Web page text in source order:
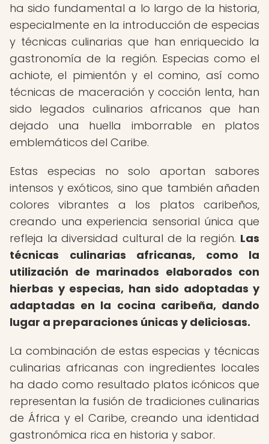
ha sido fundamental a lo largo de la historia,
especialmente en la introducción de especias
y técnicas culinarias que han enriquecido la
gastronomía de la región. Especias como el
achiote, el pimientón y el comino, así como
técnicas de maceración y cocción lenta, han
sido legados culinarios africanos que han
dejado una huella imborrable en platos
emblemáticos del Caribe.
Estas especias no solo aportan sabores
intensos y exóticos, sino que también añaden
colores vibrantes a los platos caribeños,
creando una experiencia sensorial única que
refleja la diversidad cultural de la región. Las
técnicas culinarias africanas, como la
utilización de marinados elaborados con
hierbas y especias, han sido adoptadas y
adaptadas en la cocina caribeña, dando
lugar a preparaciones únicas y deliciosas.
La combinación de estas especias y técnicas
culinarias africanas con ingredientes locales
ha dado como resultado platos icónicos que
representan la fusión de tradiciones culinarias
de África y el Caribe, creando una identidad
gastronómica rica en historia y sabor.